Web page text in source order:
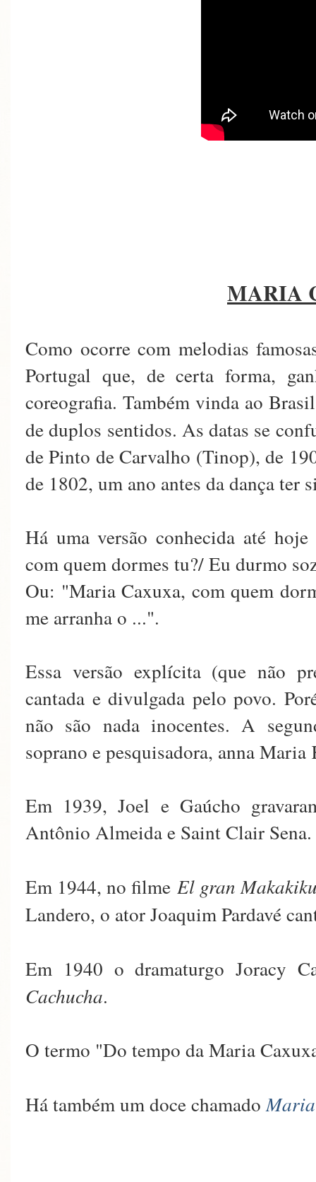
MARIA
Como ocorre com melodias
Portugal que, de certa forma,
coreografia. Também vinda ao
de duplos sentidos. As datas se
de Pinto de Carvalho (Tinop), de
de 1802, um ano antes da dança ter
Há uma versão conhecida até
com quem dormes tu?/ Eu durmo
Ou: "Maria Caxuxa, com quem
me arranha o ...".
Essa versão explícita (que não
cantada e divulgada pelo povo.
não são nada inocentes. A
soprano e pesquisadora, anna Maria
Em 1939, Joel e Gaúcho
Antônio Almeida e Saint Clair Sena.
Em 1944, no filme El gran
Landero, o ator Joaquim Pardavé
Em 1940 o dramaturgo Joracy
Cachucha.
O termo "Do tempo da Maria
Há também um doce chamado